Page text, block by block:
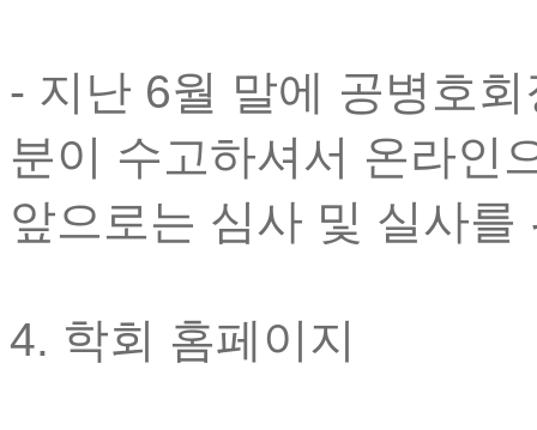
- 지난 6월 말에 공병호
분이 수고하셔서 온라인
앞으로는 심사 및 실사
4. 학회 홈페이지